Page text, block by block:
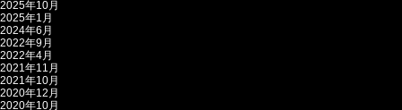
2025年10月
2025年1月
2024年6月
2022年9月
2022年4月
2021年11月
2021年10月
2020年12月
2020年10月